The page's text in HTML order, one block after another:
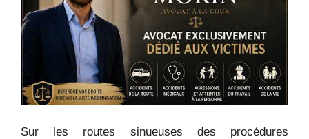
Sur les routes sinueuses des procédures